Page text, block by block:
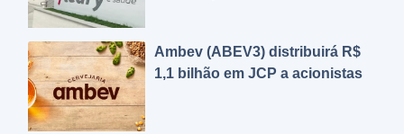
Ambev (ABEV3) distribuirá R$
1,1 bilhão em JCP a acionistas